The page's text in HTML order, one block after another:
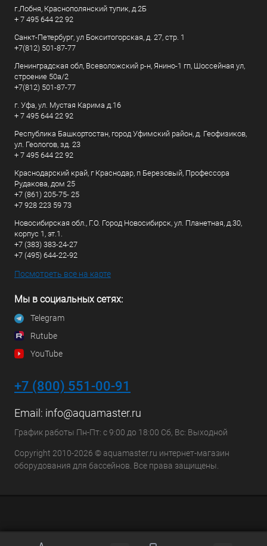
г.Лобня, Краснополянский тупик, д.2Б
+ 7 495 644 22 92
Санкт-Петербург, ул Бокситогорская, д. 27, стр. 1
+7(812) 501-87-77
Ленинградская обл, Всеволожский р-н, Янино-1 гп, Шоссейная ул,
строение 50а/2
+7(812) 501-87-77
г. Уфа, ул. Мустая Карима д.16
+ 7 495 644 22 92
Республика Башкортостан, город Уфимский район, д. Геофизиков,
ул. Геологов, зд. 23
+ 7 495 644 22 92
Краснодарский край, г Краснодар, п Березовый, Профессора
Рудакова, дом 25
+7 (861) 205-75- 25
+7 928 223 59 73
Новосибирская обл., Г.О. Город Новосибирск, ул. Планетная, д.30,
корпус 1, эт.1.
+7 (383) 383-24-27
+7 (495) 644-22-92
Посмотреть все на карте
Мы в социальных сетях:
Telegram
Rutube
YouTube
+7 (800) 551-00-91
Email: info@aquamaster.ru
График работы Пн-Пт: с 9:00 до 18:00 Сб, Вс: Выходной
Copyright 2010-2026 © aquamaster.ru интернет-магазин
оборудования для бассейнов. Все права защищены.